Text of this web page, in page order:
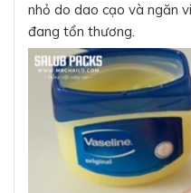
nhỏ do dao cạo và ngăn
đang tổn thương.